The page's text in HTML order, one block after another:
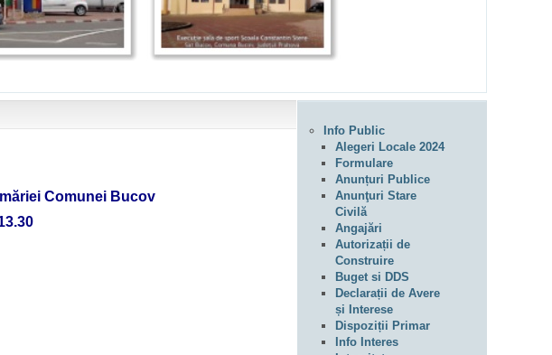
Comunei Bucov
Info Public
Alegeri Locale 2024
Formulare
Anunțuri Publice
Anunţuri Stare
Civilă
Angajări
Autorizații de
Construire
Buget si DDS
Declarații de Avere
și Interese
Dispoziții Primar
Info Interes